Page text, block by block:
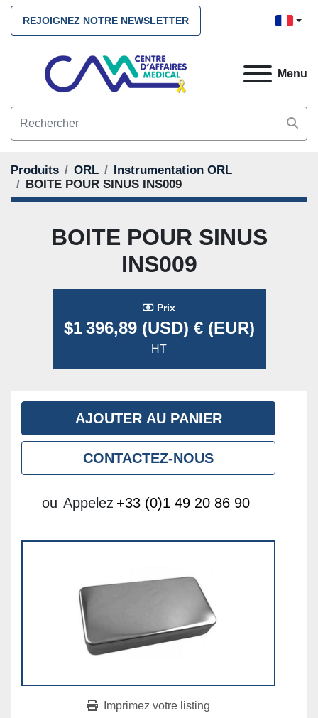
REJOIGNEZ NOTRE NEWSLETTER
Menu
Produits ORL
Instrumentation ORL
BOITE POUR SINUS INS009
BOITE POUR SINUS
INS009
Prix
$1 396,89 (USD) € (EUR)
HT
AJOUTER AU PANIER
CONTACTEZ-NOUS
ou Appelez +33 (0)1 49 20 86 90
Imprimez votre listing